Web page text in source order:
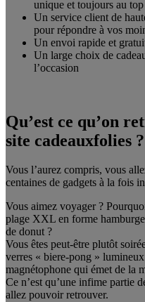
unique et toujours au top
Un service client de
pour répondre à vos
Un envoi rapide et
Un large choix de
l’occasion
Qu’est ce qu’on
site cadeauxfolies ?
Vous l’aurez compris, vous
centaines de gadgets à la fois
Vous aimez voyager ?
plage XXL en forme
de donut ?
Vous êtes peut-être plutôt
verres « biere-pong »
magnétophone qui émet de la
Ce n’est qu’une infime partie
allez pouvoir retrouver.